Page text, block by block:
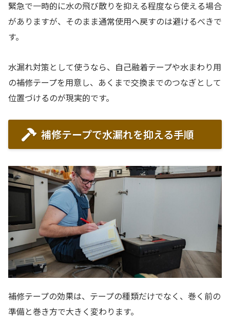
緊急で一時的に水の飛び散りを抑える程度なら使える場合
がありますが、そのまま通常使用へ戻すのは避けるべきで
す。
水漏れ対策として使うなら、自己融着テープや水まわり用
の補修テープを用意し、あくまで交換までのつなぎとして
位置づけるのが現実的です。
補修テープで水漏れを抑える手順
補修テープの効果は、テープの種類だけでなく、巻く前の
準備と巻き方で大きく変わります。